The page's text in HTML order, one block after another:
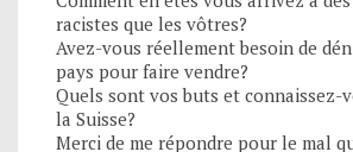
racistes que les vôtres?
Avez-vous réellement besoin de
pays pour faire vendre?
Quels sont vos buts et connaissez-
la Suisse?
Merci de me répondre pour le mal